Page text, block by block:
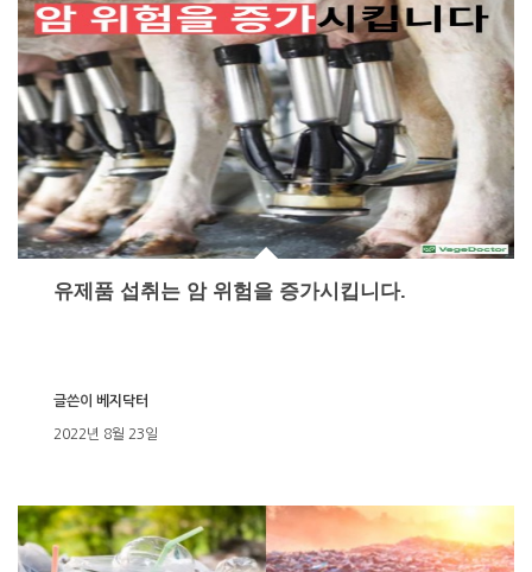
유제품 섭취는 암 위험을 증가시킵니다.
2022년 8월 23일
글쓴이 베지닥터